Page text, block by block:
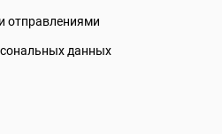
отправлениями
данных